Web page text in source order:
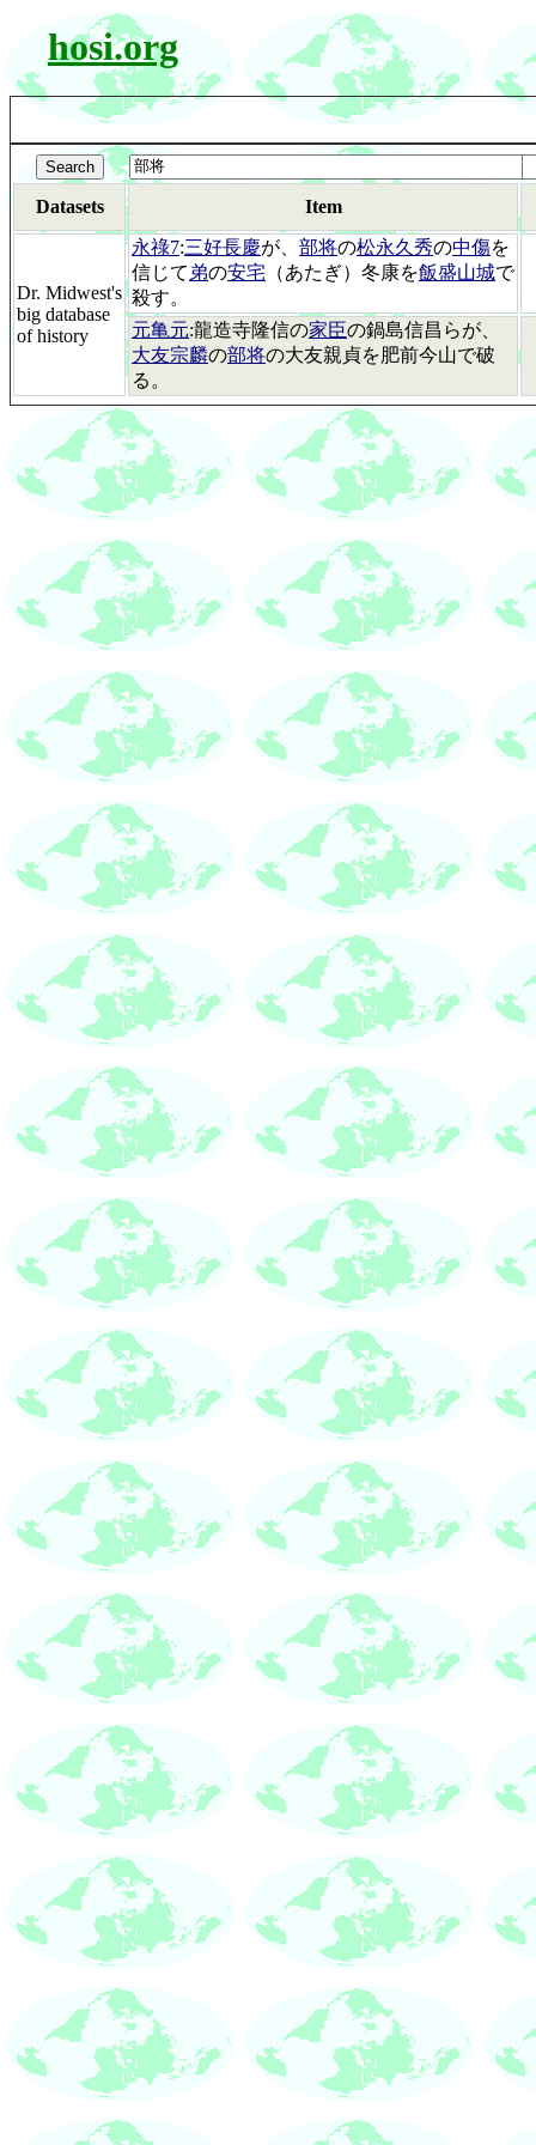
hosi.org
Datasets Item
Dr. Midwest's
big database
of history
永祿7:三好長慶が、 部将の松永久秀の中傷を
信じて 弟の安宅 （あたぎ）冬康を飯盛山城で
殺す。
元亀元:龍造寺隆信の家臣の鍋島信昌らが、
大友宗麟の部将の大友親貞を肥前今山で破
る。